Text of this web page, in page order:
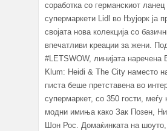
соработка со германскиот ланец
супермаркети Lidl во Њујорк ја
својата нова колекција со
впечатливи креации за жени.
#LETSWOW, линијата наречена
Klum: Heidi & The City наместо
писта беше претставена во
супермаркет, со 350 гости, меѓу
модни имиња како Зак Позен,
Шон Рос. Домаќинката на